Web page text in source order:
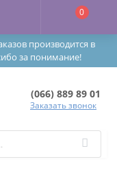
производится в
за понимание!
0
(066) 889 89 01
Заказать звонок